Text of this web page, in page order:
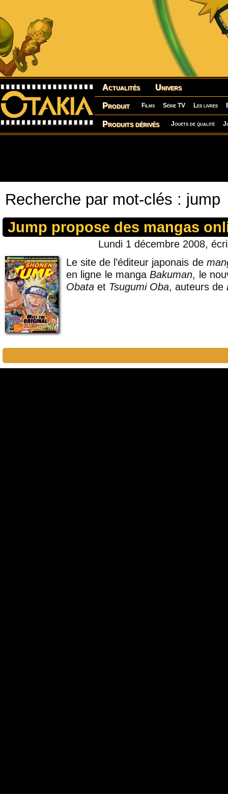
Actualités Univers
Produit Films Série TV Les livres
Produits dérivés Jouets de qualité
Recherche par mot-clés : jump
Jump propose des mangas
Lundi 1 décembre 2008,
Le site de l’éditeur japonais de
en ligne le mangaBakuman, le
Obata et Tsugumi Oba, auteurs de